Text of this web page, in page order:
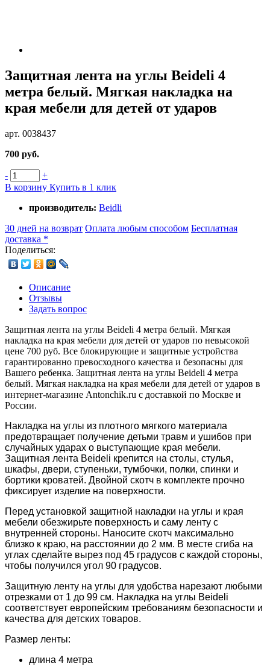
Защитная лента на углы Beideli 4
метра белый. Мягкая накладка на
края мебели для детей от ударов
арт. 0038437
700 руб.
-
+
В корзину Купить в 1 клик
производитель: Beidli
30 дней на возврат Оплата любым способом Бесплатная
доставка *
Поделиться:
Описание
Отзывы
Задать вопрос
Защитная лента на углы Beideli 4 метра белый. Мягкая
накладка на края мебели для детей от ударов по невысокой
цене 700 руб. Все блокирующие и защитные устройства
гарантированно превосходного качества и безопасны для
Вашего ребенка. Защитная лента на углы Beideli 4 метра
белый. Мягкая накладка на края мебели для детей от ударов в
интернет-магазине Antonchik.ru с доставкой по Москве и
России.
Накладка на углы из плотного мягкого материала
предотвращает получение детьми травм и ушибов при
случайных ударах о выступающие края мебели.
Защитная лента Beideli крепится на столы, стулья,
шкафы, двери, ступеньки, тумбочки, полки, спинки и
бортики кроватей. Двойной скотч в комплекте прочно
фиксирует изделие на поверхности.
Перед установкой защитной накладки на углы и края
мебели обезжирьте поверхность и саму ленту с
внутренней стороны. Наносите скотч максимально
близко к краю, на расстоянии до 2 мм. В месте сгиба на
углах сделайте вырез под 45 градусов с каждой стороны,
чтобы получился угол 90 градусов.
Защитную ленту на углы для удобства нарезают любыми
отрезками от 1 до 99 см. Накладка на углы Beideli
соответствует европейским требованиям безопасности и
качества для детских товаров.
Размер ленты:
длина 4 метра